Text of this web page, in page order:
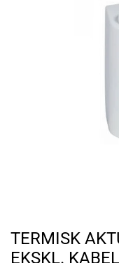
TERMISK
EKSKL. KABEL